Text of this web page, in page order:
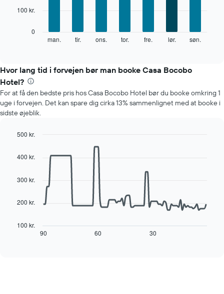
der
måneder.
Diagrammet
y-
akse,
der
viser
den
gennemsnitlige
for
værelse
bars.
Følgende
gennemsnitlige
pris
for
et
værelse
hver
Diagrammet
har
x-
der
Diagrammet
man. tir. ons. tor. fre. lør. søn.
0
100 kr.
Hvor lang tid i forvejen bør man booke Casa Bocobo
Hotel?
For at få den bedste pris hos Casa Bocobo Hotel bør du booke omkring 1
uge i forvejen. Det kan spare dig cirka 13% sammenlignet med at booke i
sidste øjeblik.
with
data
points.
Følgende
viser,
hvordan90 60 30
100 kr.
200 kr.
300 kr.
400 kr.
500 kr.